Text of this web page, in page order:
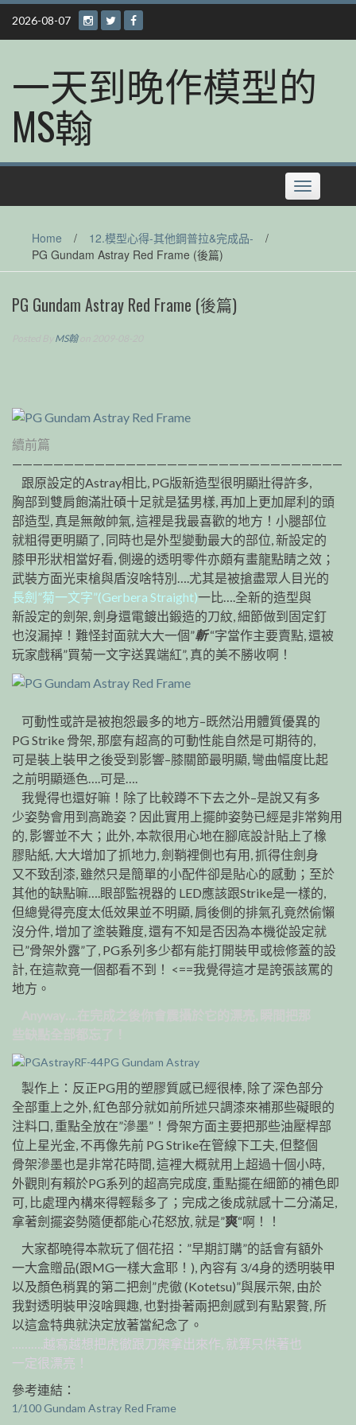
Skip
content
2026-08-07
一天到晚作模型的
MS翰
Toggle
navigation
Home / 12.模型心得-其他鋼普拉&完成品-
/
PG Gundam Astray Red Frame (後篇)
PG Gundam Astray Red Frame (後篇)
MS翰on 2009-08-20
續前篇
————————————————————————————————
跟原設定的Astray相比, PG版新造型很明顯壯得許多,
胸部到雙肩飽滿壯碩十足就是猛男樣, 再加上更加犀利的頭
部造型, 真是無敵帥氣, 這裡是我最喜歡的地方！小腿部位
就粗得更明顯了, 同時也是外型變動最大的部位, 新設定的
膝甲形狀相當好看, 側邊的透明零件亦頗有畫龍點睛之效；
武裝方面光束槍與盾沒啥特別….尤其是被搶盡眾人目光的
長劍”菊一文字”(Gerbera Straight)一比….全新的造型與
新設定的劍架, 劍身還電鍍出鍛造的刀紋, 細節做到固定釘
也沒漏掉！難怪封面就大大一個”斬“字當作主要賣點, 還被
玩家戲稱”買菊一文字送異端紅”, 真的美不勝收啊！
可動性或許是被抱怨最多的地方–既然沿用體質優異的
PG Strike 骨架, 那麼有超高的可動性能自然是可期待的,
可是裝上裝甲之後受到影響–膝關節最明顯, 彎曲幅度比起
之前明顯遜色….可是….
我覺得也還好嘛！除了比較蹲不下去之外–是說又有多
少姿勢會用到高跪姿？因此實用上擺帥姿勢已經是非常夠用
的, 影響並不大；此外, 本款很用心地在腳底設計貼上了橡
膠貼紙, 大大增加了抓地力, 劍鞘裡側也有用, 抓得住劍身
又不致刮漆, 雖然只是簡單的小配件卻是貼心的感動；至於
其他的缺點嘛….眼部監視器的 LED應該跟Strike是一樣的,
但總覺得亮度太低效果並不明顯, 肩後側的排氣孔竟然偷懶
沒分件, 增加了塗裝難度, 還有不知是否因為本機從設定就
已”骨架外露”了, PG系列多少都有能打開裝甲或檢修蓋的設
計, 在這款竟一個都看不到！ <==我覺得這才是誇張該罵的
地方。
製作上：反正PG用的塑膠質感已經很棒, 除了深色部分
全部重上之外, 紅色部分就如前所述只調漆來補那些礙眼的
注料口, 重點全放在”滲墨”！骨架方面主要把那些油壓桿部
位上星光金, 不再像先前 PG Strike在管線下工夫, 但整個
骨架滲墨也是非常花時間, 這裡大概就用上超過十個小時,
外觀則有賴於PG系列的超高完成度, 重點擺在細節的補色即
可, 比處理內構來得輕鬆多了；完成之後成就感十二分滿足,
拿著劍擺姿勢隨便都能心花怒放, 就是”爽“啊！！
大家都曉得本款玩了個花招：”早期訂購”的話會有額外
一大盒贈品(跟MG一樣大盒耶！), 內容有 3/4身的透明裝甲
以及顏色稍異的第二把劍”虎徹 (Kotetsu)”與展示架, 由於
我對透明裝甲沒啥興趣, 也對掛著兩把劍感到有點累贅, 所
以這盒特典就決定放著當紀念了。
……….越寫越想把虎徹跟刀架拿出來作, 就算只供著也
一定很漂亮！
參考連結：
1/100 Gundam Astray Red Frame